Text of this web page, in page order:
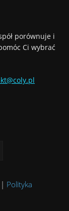
porównuje i
Ci wybrać
| Polityka